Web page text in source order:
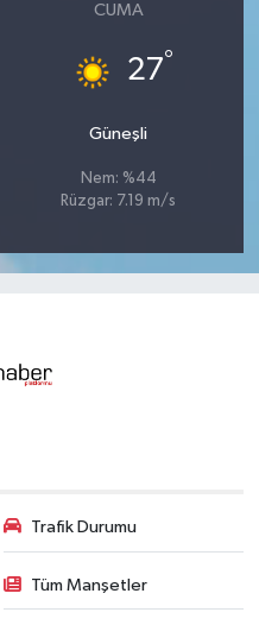
CUMA
27°
Güneşli
Nem: %44
Rüzgar: 7.19 m/s
Trafik Durumu
Tüm Manşetler